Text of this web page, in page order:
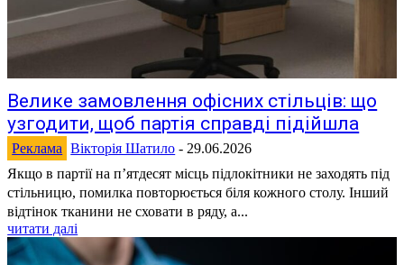
Велике замовлення офісних стільців: що
узгодити, щоб партія справді підійшла
Реклама Вікторія Шатило - 29.06.2026
Якщо в партії на п’ятдесят місць підлокітники не заходять під
стільницю, помилка повторюється біля кожного столу. Інший
відтінок тканини не сховати в ряду, а...
читати далі